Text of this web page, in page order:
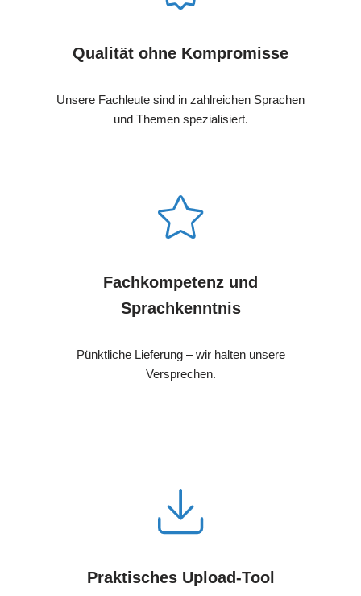
Qualität ohne Kompromisse
Unsere Fachleute sind in zahlreichen Sprachen
und Themen spezialisiert.
Fachkompetenz und
Sprachkenntnis
Pünktliche Lieferung – wir halten unsere
Versprechen.
Praktisches Upload-Tool